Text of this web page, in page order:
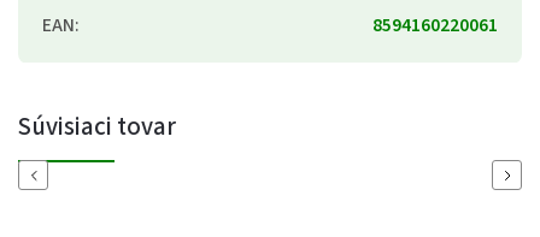
EAN: 8594160220061
Súvisiaci tovar
Previous Next